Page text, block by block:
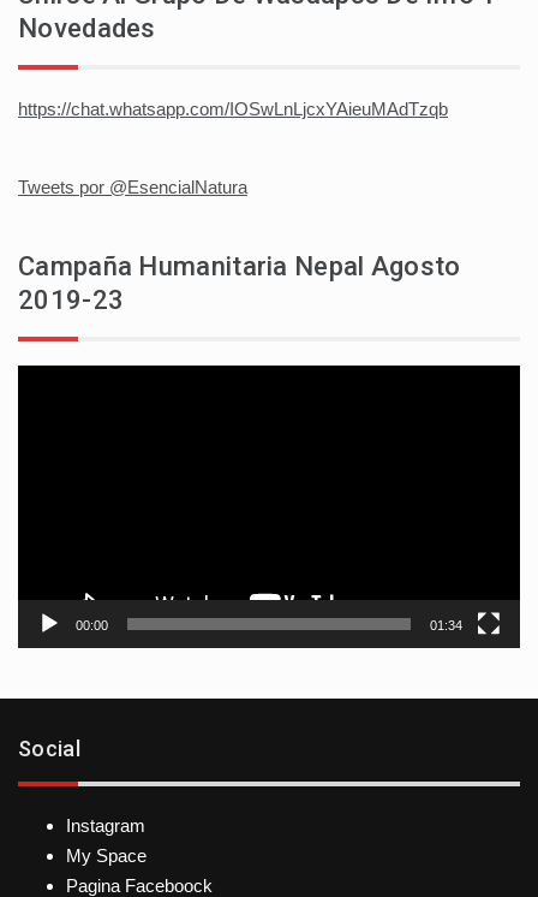
Novedades
https://chat.whatsapp.com/IOSwLnLjcxYAieuMAdTzqb
Tweets por @EsencialNatura
Campaña Humanitaria Nepal Agosto
2019-23
00:00 01:34
Social
Instagram
My Space
Pagina Faceboock